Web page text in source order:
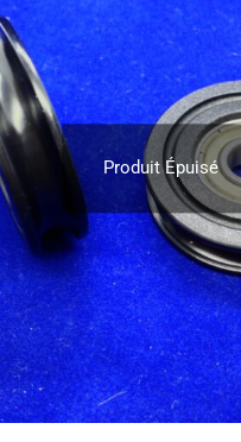
Produit Épuisé